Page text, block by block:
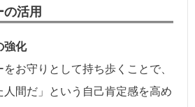
活用
強化
お守りとして持ち歩くことで、
人間だ」という自己肯定感を高め